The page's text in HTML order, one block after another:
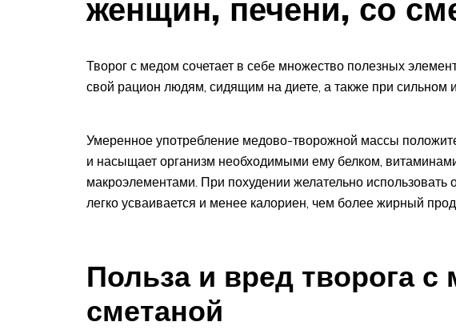
женщин, печени, со
Творог с медом сочетает в себе множество полезных
свой рацион людям, сидящим на диете, а также при сильном
Умеренное употребление медово-творожной массы
и насыщает организм необходимыми ему белком,
макроэлементами. При похудении желательно использовать
легко усваивается и менее калориен, чем более жирный
Польза и вред творога с
сметаной